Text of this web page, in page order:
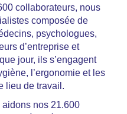
collaborateurs, nous
composée de
psychologues,
d’entreprise et
jour, ils s’engagent
l’ergonomie et les
lieu de travail.
nos 21.600